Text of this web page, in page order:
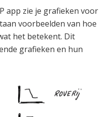
app zie je grafieken voor
voorbeelden van hoe
het betekent. Dit
grafieken en hun